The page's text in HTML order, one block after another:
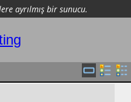
ayrılmış bir sunucu.